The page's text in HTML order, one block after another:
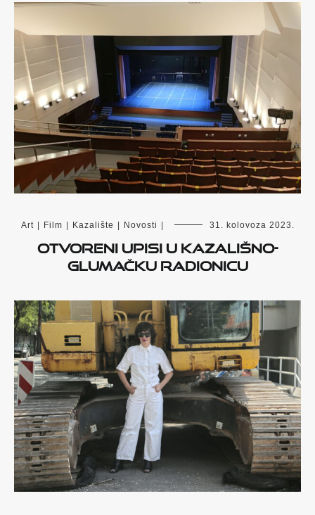
Art | Film | Kazalište | Novosti | 31. kolovoza 2023.
Otvoreni upisi u kazališno-
glumačku radionicu